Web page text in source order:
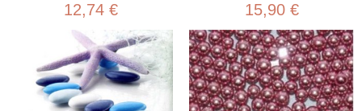
12,74 € 15,90 €